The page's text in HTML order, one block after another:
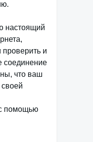
настоящий
и
соединение
что ваш
своей
помощью